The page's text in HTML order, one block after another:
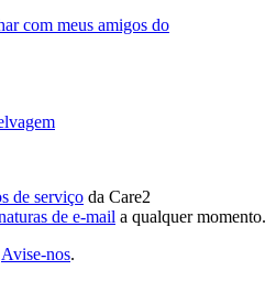
com meus amigos do
de serviço da Care2
de e-mail a qualquer momento.
Avise-nos.